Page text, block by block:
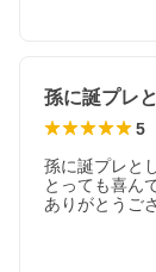
5
孫に誕プレと
とっても喜ん
ありがとうご